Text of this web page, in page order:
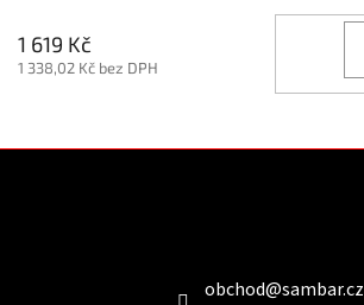
1 619 Kč
1 338,02 Kč bez DPH
obchod@sambar.cz